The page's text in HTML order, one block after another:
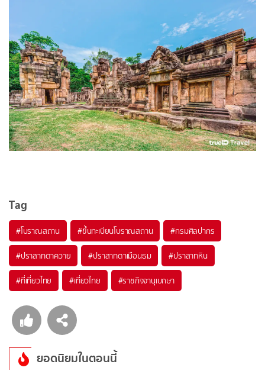
Tag
#โบราณสถาน #ขึ้นทะเบียนโบราณสถาน #กรมศิลปากร
#ปราสาทตาควาย #ปราสาทตาเมือนธม #ปราสาทหิน
#ที่เที่ยวไทย #เที่ยวไทย #ราชกิจจานุเบกษา
ยอดนิยมในตอนนี้